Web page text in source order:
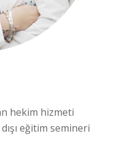
hekim hizmeti
eğitim semineri